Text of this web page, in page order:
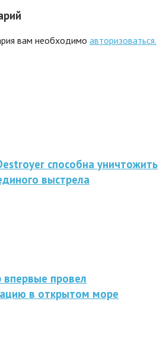
вам необходимо авторизоваться.
способна уничтожить
выстрела
впервые провел
в открытом море